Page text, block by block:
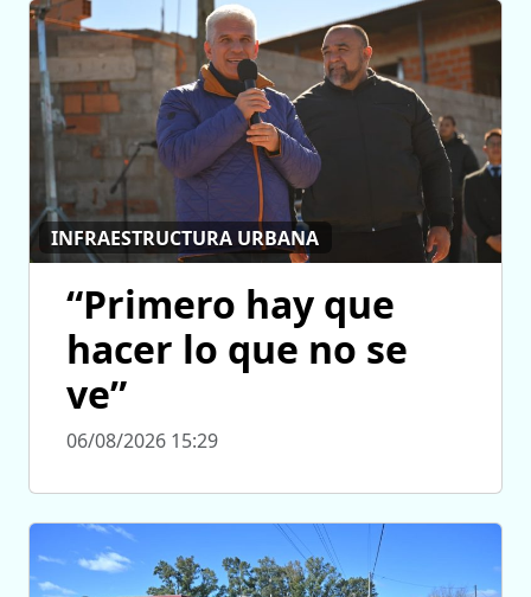
INFRAESTRUCTURA URBANA
“Primero hay que
hacer lo que no se
ve”
06/08/2026 15:29